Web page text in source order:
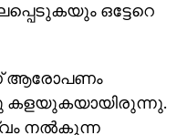
ഒട്ടേറെ
ആരോപണം
കളയുകയായിരുന്നു.
നല്‍കുന്ന